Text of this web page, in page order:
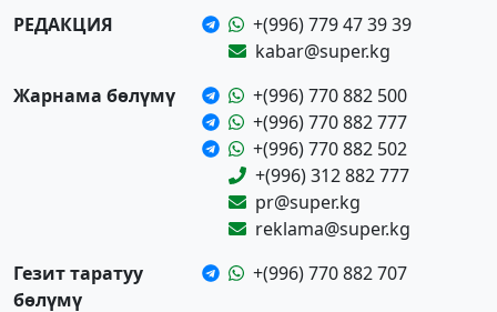
РЕДАКЦИЯ
+(996) 779 47 39 39
kabar@super.kg
Жарнама бөлүмү
+(996) 770 882 500
+(996) 770 882 777
+(996) 770 882 502
+(996) 312 882 777
pr@super.kg
reklama@super.kg
Гезит таратуу
бөлүмү
+(996) 770 882 707